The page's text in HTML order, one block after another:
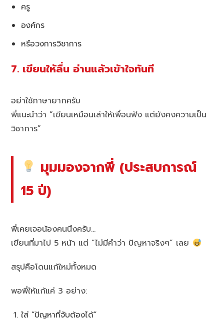
ครู
องค์กร
หรือวงการวิชาการ
7. เขียนให้ลื่น อ่านแล้วเข้าใจทันที
อย่าใช้ภาษายากครับ
พี่แนะนำว่า “เขียนเหมือนเล่าให้เพื่อนฟัง แต่ยังคงความเป็น
วิชาการ”
มุมมองจากพี่ (ประสบการณ์
15 ปี)
พี่เคยเจอน้องคนนึงครับ…
เขียนที่มาไป 5 หน้า แต่ “ไม่มีคำว่า ปัญหาจริงๆ” เลย
สรุปคือโดนแก้ใหม่ทั้งหมด
พอพี่ให้แก้แค่ 3 อย่าง:
ใส่ “ปัญหาที่จับต้องได้”